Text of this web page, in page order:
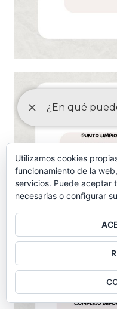
Utilizamos cookies
funcionamiento de la
servicios. Puede aceptar
necesarias o configurar